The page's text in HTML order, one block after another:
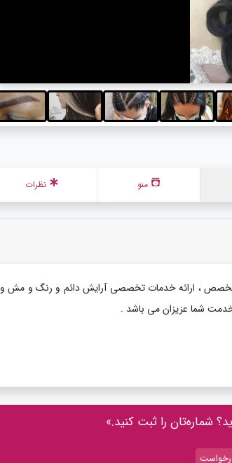
منو نظرات
سال سابقه فعالیت و تخصص ، ارائه خدمات تخصصی آرایش دائم و رنگ و مش و
شماره‌تان را ثبت کنید.»